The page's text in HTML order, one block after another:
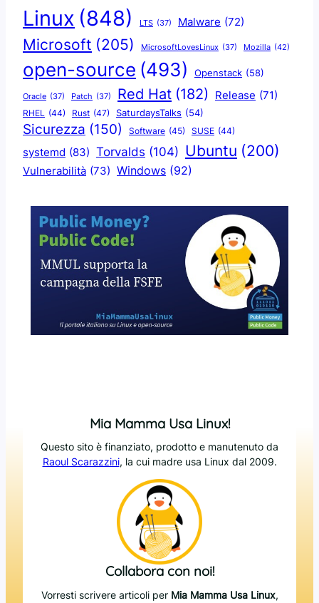
Linux (848) LTS (37) Malware (72)
Microsoft (205) MicrosoftLovesLinux (37) Mozilla (42)
open-source (493) Openstack (58)
Oracle (37) Patch (37) Red Hat (182) Release (71)
RHEL (44) Rust (47) SaturdaysTalks (54)
Sicurezza (150) Software (45) SUSE (44)
systemd (83) Torvalds (104) Ubuntu (200)
Vulnerabilità (73) Windows (92)
Mia Mamma Usa Linux!
Questo sito è finanziato, prodotto e manutenuto da
Raoul Scarazzini, la cui madre usa Linux dal 2009.
Collabora con noi!
Vorresti scrivere articoli per Mia Mamma Usa Linux,